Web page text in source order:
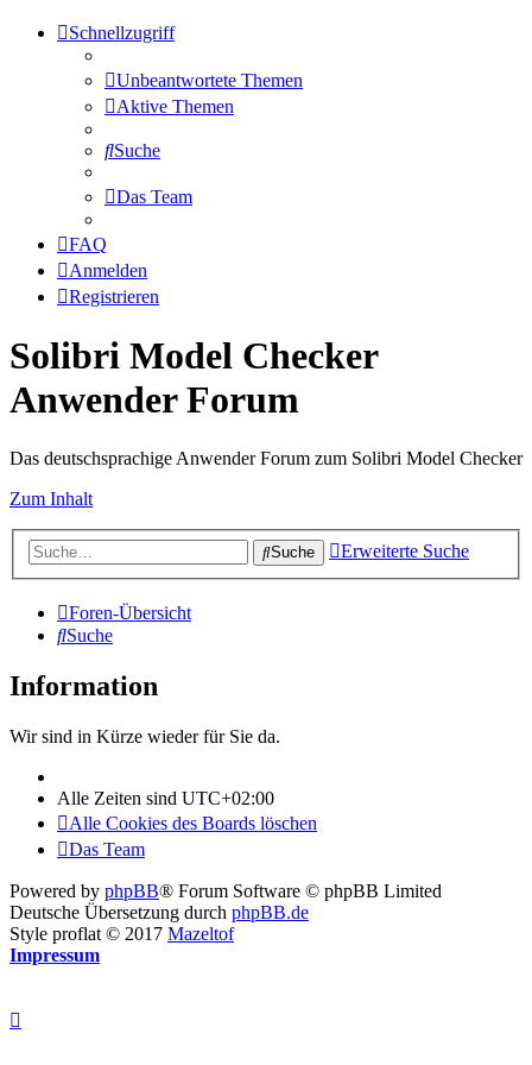
Schnellzugriff
Unbeantwortete Themen
Aktive Themen
Suche
Das Team
FAQ
Anmelden
Registrieren
Solibri Model Checker
Anwender Forum
Das deutschsprachige Anwender Forum zum Solibri Model Checker
Zum Inhalt
Suche Erweiterte Suche
Foren-Übersicht
Suche
Information
Wir sind in Kürze wieder für Sie da.
Alle Zeiten sind UTC+02:00
Alle Cookies des Boards löschen
Das Team
Powered by phpBB® Forum Software © phpBB Limited
Deutsche Übersetzung durch phpBB.de
Style proflat © 2017 Mazeltof
Impressum